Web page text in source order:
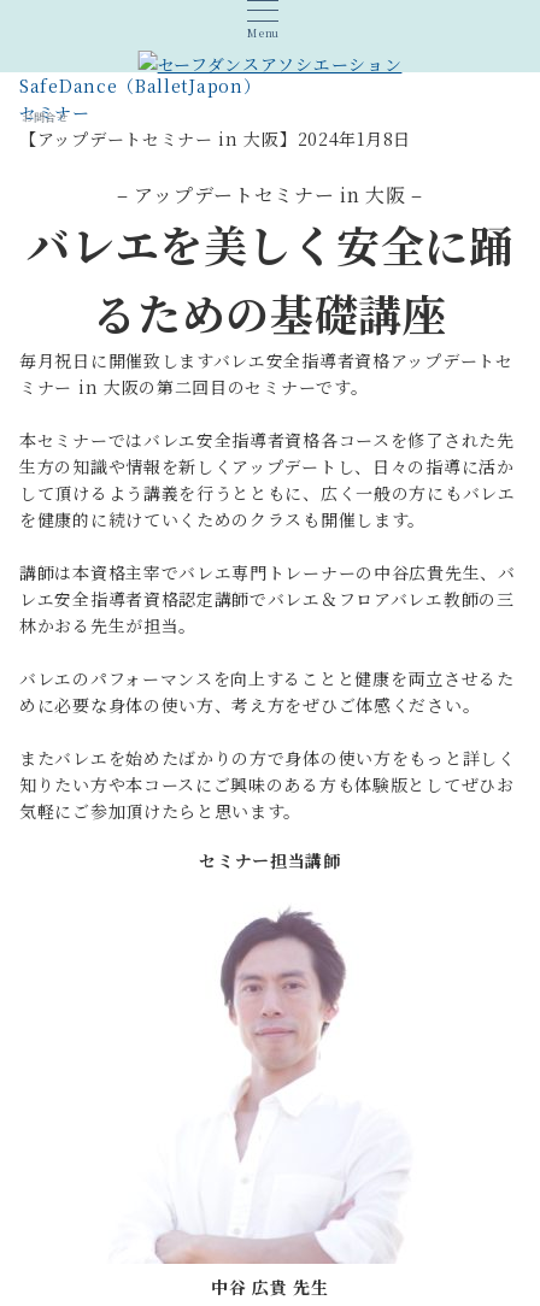
Menu
お問合せ
SafeDance（BalletJapon）
セミナー
【アップデートセミナー in 大阪】2024年1月8日
– アップデートセミナー in 大阪 –
バレエを美しく安全に踊
るための基礎講座
毎月祝日に開催致しますバレエ安全指導者資格アップデートセ
ミナー in 大阪の第二回目のセミナーです。
本セミナーではバレエ安全指導者資格各コースを修了された先
生方の知識や情報を新しくアップデートし、日々の指導に活か
して頂けるよう講義を行うとともに、広く一般の方にもバレエ
を健康的に続けていくためのクラスも開催します。
講師は本資格主宰でバレエ専門トレーナーの中谷広貴先生、バ
レエ安全指導者資格認定講師でバレエ＆フロアバレエ教師の三
林かおる先生が担当。
バレエのパフォーマンスを向上することと健康を両立させるた
めに必要な身体の使い方、考え方をぜひご体感ください。
またバレエを始めたばかりの方で身体の使い方をもっと詳しく
知りたい方や本コースにご興味のある方も体験版としてぜひお
気軽にご参加頂けたらと思います。
セミナー担当講師
中谷 広貴 先生